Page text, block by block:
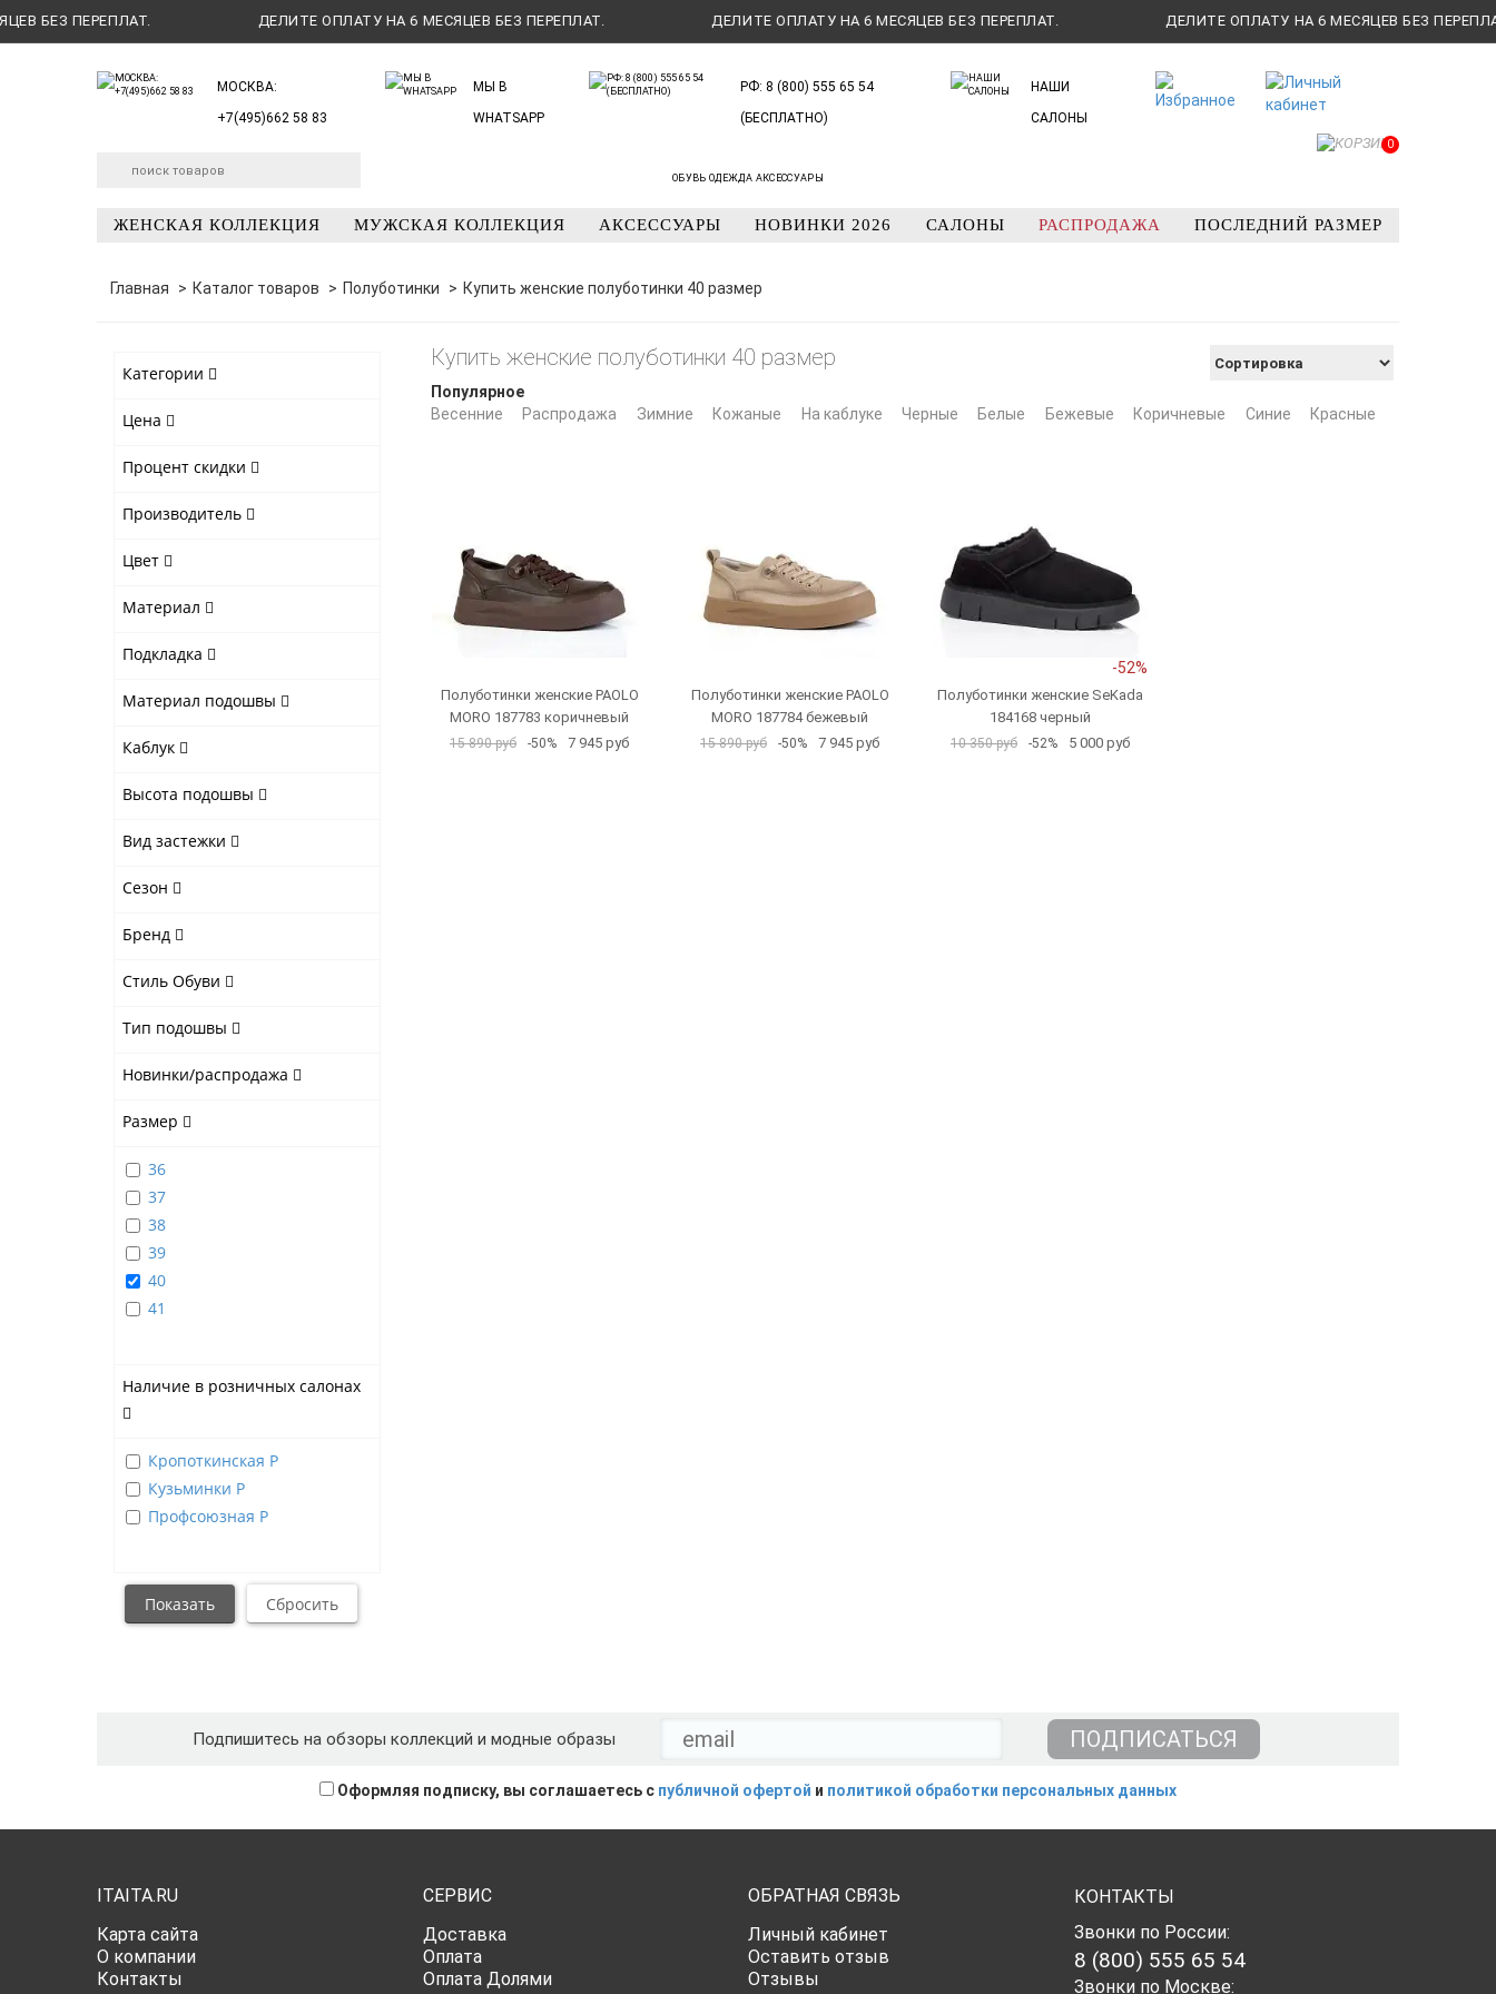
БЕЗ ПЕРЕПЛАТ. ДЕЛИТЕ ОПЛАТУ НА 6 МЕСЯЦЕВ БЕЗ ПЕРЕПЛАТ. ДЕЛИТЕ ОПЛАТУ НА 6 МЕСЯЦЕВ БЕЗ ПЕРЕПЛАТ. ДЕЛИТЕ ОПЛАТУ НА 6 МЕСЯЦЕВ БЕЗ ПЕРЕПЛАТ.
МОСКВА:
+7(495)662 58 83
МЫ В
WHATSAPP
РФ: 8 (800) 555 65 54
(БЕСПЛАТНО)
НАШИ
САЛОНЫ
ОБУВЬ ОДЕЖДА АКСЕССУАРЫ
0
ЖЕНСКАЯ КОЛЛЕКЦИЯ МУЖСКАЯ КОЛЛЕКЦИЯ АКСЕССУАРЫ НОВИНКИ 2026 САЛОНЫ РАСПРОДАЖА ПОСЛЕДНИЙ РАЗМЕР
Главная Каталог товаров Полуботинки Купить женские полуботинки 40 размер
Категории
Цена
Процент скидки
Производитель
Цвет
Материал
Подкладка
Материал подошвы
Каблук
Высота подошвы
Вид застежки
Сезон
Бренд
Стиль Обуви
Тип подошвы
Новинки/распродажа
Размер
36
37
38
39
40
41
Наличие в розничных салонах
Кропоткинская Р
Кузьминки Р
Профсоюзная Р
Популярное
Весенние
Распродажа Зимние Кожаные На каблуке Черные Белые Бежевые Коричневые Синие Красные
Купить женские полуботинки 40 размер
Полуботинки женские PAOLO
MORO 187783 коричневый
15 890 руб -50% 7 945 руб
Полуботинки женские PAOLO
MORO 187784 бежевый
15 890 руб -50% 7 945 руб
-52%
Полуботинки женские SeKada
184168 черный
10 350 руб -52% 5 000 руб
Подпишитесь на обзоры коллекций и модные образы
Оформляя подписку, вы соглашаетесь с публичной офертой и политикой обработки персональных данных
ITAITA.RU
Карта сайта
О компании
Контакты
СЕРВИС
Доставка
Оплата
Оплата Долями
ОБРАТНАЯ СВЯЗЬ
Личный кабинет
Оставить отзыв
Отзывы
КОНТАКТЫ
Звонки по России:
8 (800) 555 65 54
Звонки по Москве: